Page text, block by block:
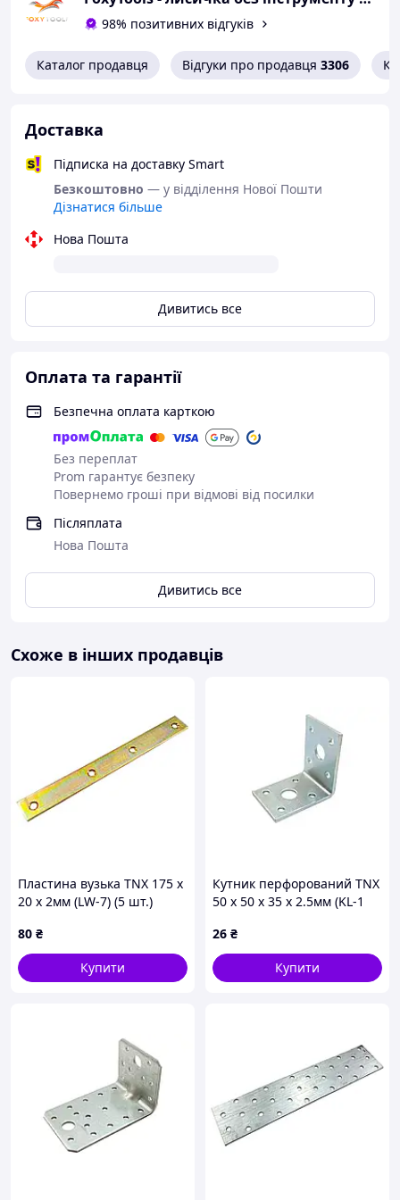
Характеристики:98% позитивних відгуків
Каталог продавця Відгуки про продавця 3306
Доставка
Підписка на доставку Smart
Безкоштовно — у відділення Нової Пошти
Дізнатися більше
Нова Пошта
Дивитись все
Оплата та гарантії
Безпечна оплата карткою
Без переплат
Prom гарантує безпеку
Повернемо гроші при відмові від посилки
Післяплата
Нова Пошта
Дивитись все
Схоже в інших продавців
Пластина вузька TNX 175 x
20 x 2мм (LW-7) (5 шт.)
80 ₴
Купити
Кутник перфорований TNX
50 x 50 x 35 x 2.5мм (KL-1
26 ₴
Купити